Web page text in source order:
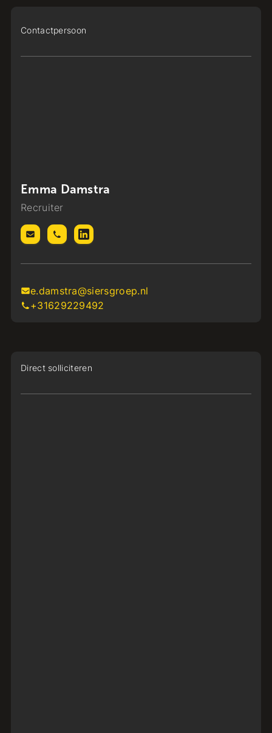
Contactpersoon
Emma Damstra
Recruiter
e.damstra@siersgroep.nl
+31629229492
Direct solliciteren